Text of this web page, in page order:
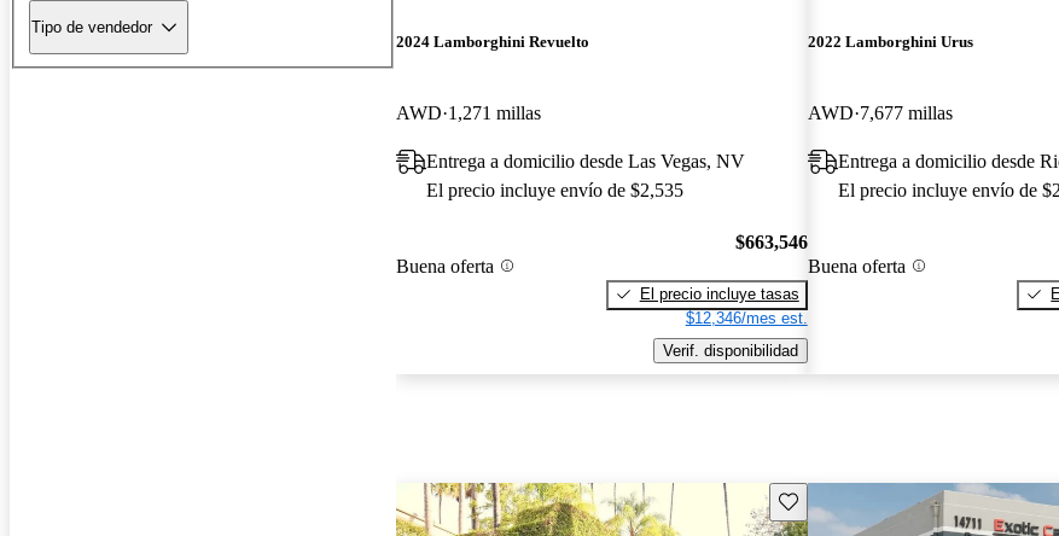
Tipo de vendedor
2024 Lamborghini Revuelto
AWD 1,271 millas
Entrega a domicilio desde Las Vegas, NV
El precio incluye envío de $2,535
Buena oferta
$663,546
El precio incluye tasas
$12,346/mes est.
Verif. disponibilidad
2022 Lamborghini Urus
AWD 7,677 millas
Entrega a domicilio desde
El precio incluye envío de
Buena oferta
Guarda este Aviso